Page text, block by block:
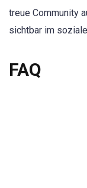
treue Community
sichtbar im
FAQ